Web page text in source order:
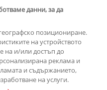
данни, за да
позициониране.
на устройството
на и/или достъп до
реклама и
и съдържанието,
на услуги.